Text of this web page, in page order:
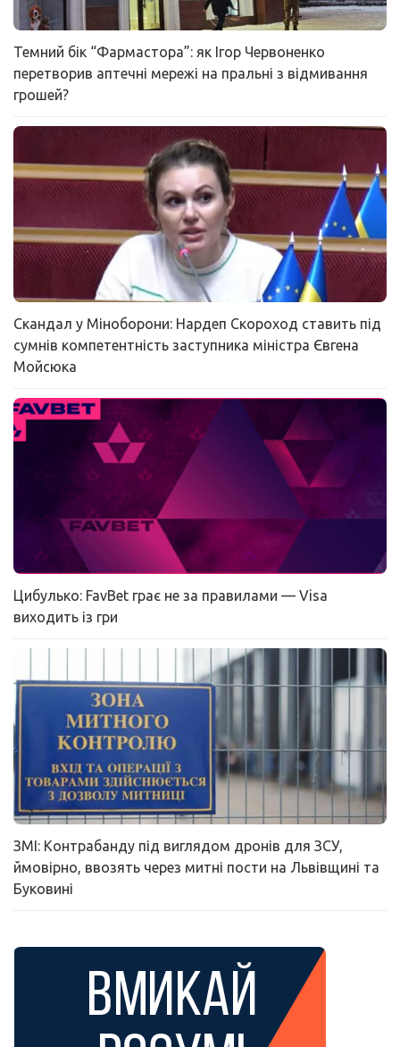
Темний бік “Фармастора”: як Ігор Червоненко
перетворив аптечні мережі на пральні з відмивання
грошей?
Скандал у Міноборони: Нардеп Скороход ставить під
сумнів компетентність заступника міністра Євгена
Мойсюка
Цибулько: FavBet грає не за правилами — Visa
виходить із гри
ЗМІ: Контрабанду під виглядом дронів для ЗСУ,
ймовірно, ввозять через митні пости на Львівщині та
Буковині